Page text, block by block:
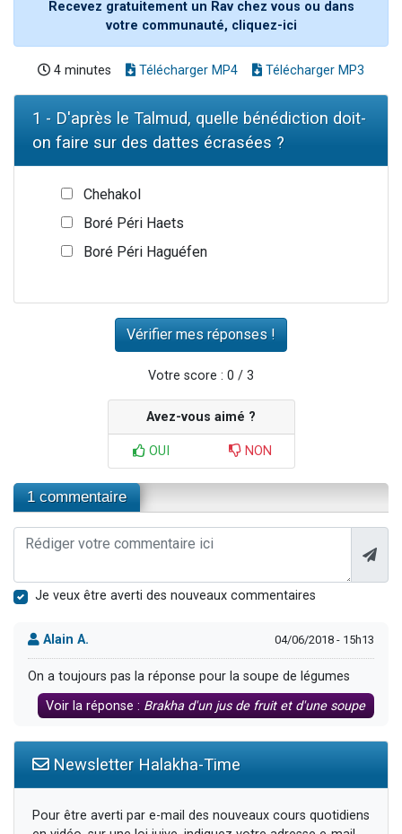
Recevez gratuitement un Rav chez vous ou dans
votre communauté, cliquez-ici
4 minutes Télécharger MP4 Télécharger MP3
1 - D'après le Talmud, quelle bénédiction doit-
on faire sur des dattes écrasées ?
Chehakol
Boré Péri Haets
Boré Péri Haguéfen
Votre score : 0 / 3
Avez-vous aimé ?
OUI NON
1 commentaire
Je veux être averti des nouveaux commentaires
Alain A. 04/06/2018 - 15h13
On a toujours pas la réponse pour la soupe de légumes
Voir la réponse : Brakha d'un jus de fruit et d'une soupe
Newsletter Halakha-Time
Pour être averti par e-mail des nouveaux cours quotidiens